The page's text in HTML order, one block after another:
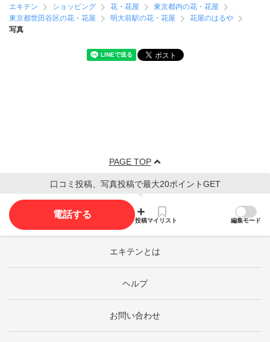
エキテン
ショッピング 花・花屋
東京都内の花・花屋
東京都世田谷区の花・花屋
明大前駅の花・花屋
花屋のはるや
写真
PAGE TOP
口コミ投稿、写真投稿で最大20ポイントGET
電話する
投稿マイリスト 編集モード
エキテンとは
ヘルプ
お問い合わせ